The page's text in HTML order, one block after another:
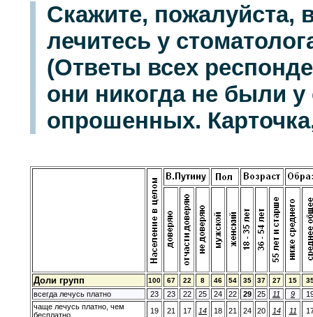
Скажите,
лечитесь у
(Ответы всех
они никогда не были у
опрошенных.
Доли групп 100 67 22 8 46 54 35 37 27 15
всегда лечусь платно 23 23 22 25 24 22 29 25 11 9
чаще лечусь платно, чем
бесплатно
19 21 17 14 18 21 24 20 14 11